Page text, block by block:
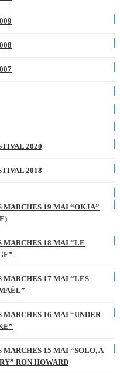
2020
2018
MARCHES 19 MAI “OKJA”
MARCHES 18 MAI “LE
MARCHES 17 MAI “LES
MARCHES 16 MAI “UNDER
MARCHES 15 MAI “SOLO, A
RON HOWARD